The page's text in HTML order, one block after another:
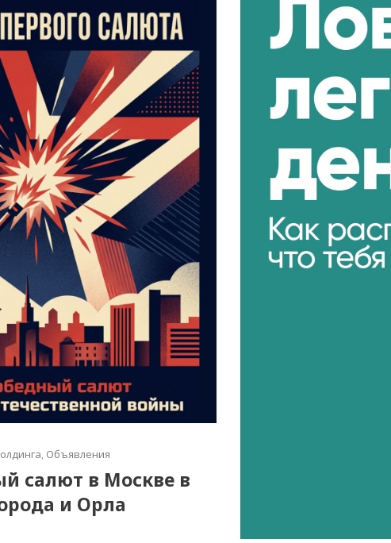
, Объявления
салют в Москве в
и Орла